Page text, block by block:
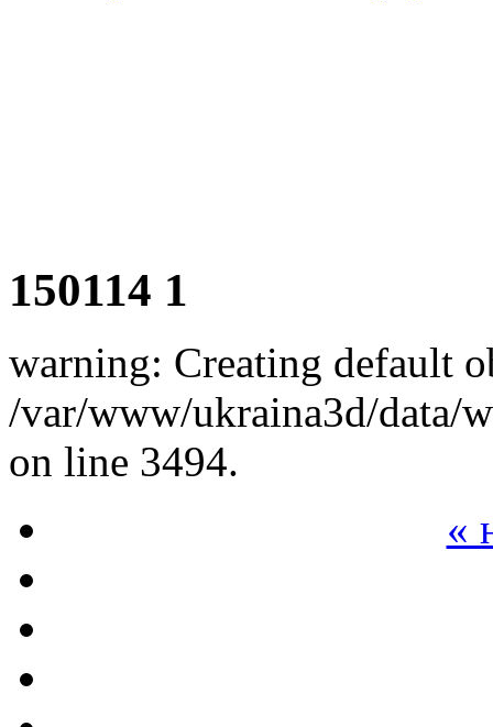
150114 1
warning: Creating default
/var/www/ukraina3d/data/
on line 3494.
«